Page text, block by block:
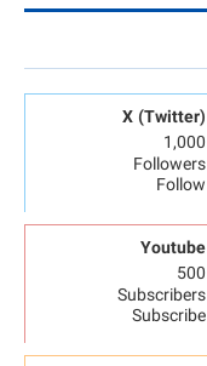
X (Twitter)
1,000
Followers
Follow
Youtube
500
Subscribers
Subscribe